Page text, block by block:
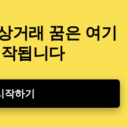
거래 꿈은 여기
됩니다
작하기